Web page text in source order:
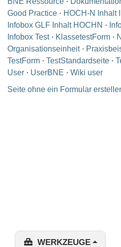
Good Practice · HOCH-N Inhalt
Infobox GLF Inhalt HOCHN ·
Infobox Test · KlassetestForm ·
Organisationseinheit ·
TestForm · TestStandardseite ·
User · UserBNE · Wiki user
Seite ohne ein Formular
WERKZEUGE